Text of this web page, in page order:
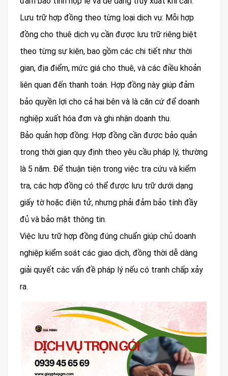
Lưu trữ hợp đồng theo từng loại dịch vụ: Mỗi hợp
đồng cho thuê dịch vụ cần được lưu trữ riêng biệt
theo từng sự kiện, bao gồm các chi tiết như thời
gian, địa điểm, mức giá cho thuê, và các điều khoản
liên quan đến thanh toán. Hợp đồng này giúp đảm
bảo quyền lợi cho cả hai bên và là căn cứ để doanh
nghiệp xuất hóa đơn và ghi nhận doanh thu.
Bảo quản hợp đồng: Hợp đồng cần được bảo quản
trong thời gian quy định theo yêu cầu pháp lý, thường
là 5 năm. Để thuận tiện trong việc tra cứu và kiểm
tra, các hợp đồng có thể được lưu trữ dưới dạng
giấy tờ hoặc điện tử, nhưng phải đảm bảo tính đầy
đủ và bảo mật thông tin.
Việc lưu trữ hợp đồng đúng chuẩn giúp chủ doanh
nghiệp kiểm soát các giao dịch, đồng thời dễ dàng
giải quyết các vấn đề pháp lý nếu có tranh chấp xảy
ra.